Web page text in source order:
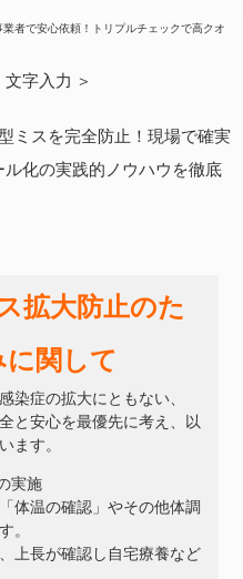
者で安心依頼！トリプルチェックで高クオ
文字入力
ミスを完全防止！現場で確実
化の実践的ノウハウを徹底
拡大防止のた
関して
染症の拡大にともない、
と安心を最優先に考え、以
ます。
実施
体温の確認」やその他体調
。
上長が確認し自宅療養など